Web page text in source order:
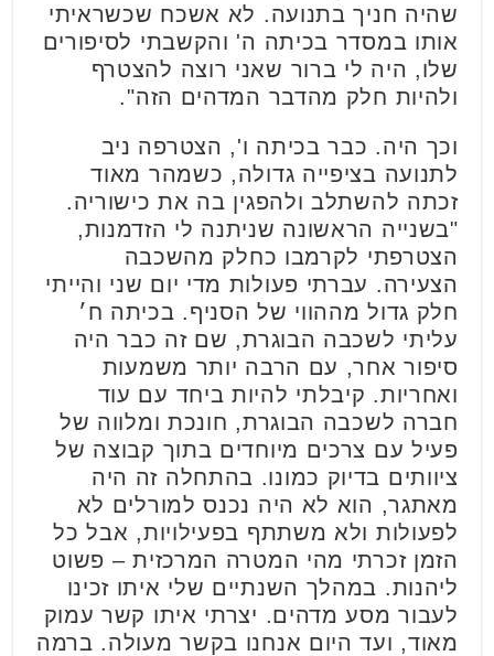
שהיה חניך בתנועה. לא אשכח שכשראיתי
אותו במסדר בכיתה ה' והקשבתי לסיפורים
שלו, היה לי ברור שאני רוצה להצטרף
ולהיות חלק מהדבר המדהים הזה".
וכך היה. כבר בכיתה ו', הצטרפה ניב
לתנועה בציפייה גדולה, כשמהר מאוד
זכתה להשתלב ולהפגין בה את כישוריה.
"בשנייה הראשונה שניתנה לי הזדמנות,
הצטרפתי לקרמבו כחלק מהשכבה
הצעירה. עברתי פעולות מדי יום שני והייתי
חלק גדול מההווי של הסניף. בכיתה ח׳
עליתי לשכבה הבוגרת, שם זה כבר היה
סיפור אחר, עם הרבה יותר משמעות
ואחריות. קיבלתי להיות ביחד עם עוד
חברה לשכבה הבוגרת, חונכת ומלווה של
פעיל עם צרכים מיוחדים בתוך קבוצה של
ציוותים בדיוק כמונו. בהתחלה זה היה
מאתגר, הוא לא היה נכנס למורלים לא
לפעולות ולא משתתף בפעילויות, אבל כל
הזמן זכרתי מהי המטרה המרכזית – פשוט
ליהנות. במהלך השנתיים שלי איתו זכינו
לעבור מסע מדהים. יצרתי איתו קשר עמוק
מאוד, ועד היום אנחנו בקשר מעולה. ברמה